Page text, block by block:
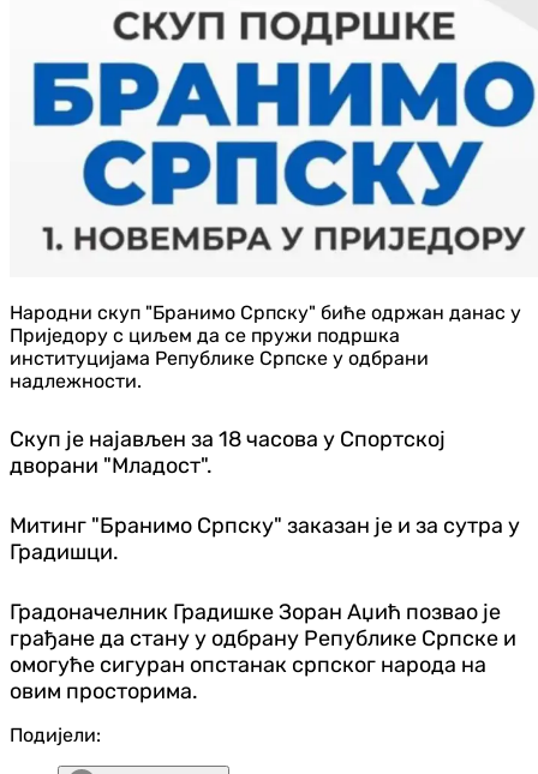
Народни скуп "Бранимо Српску" биће одржан данас у
Приједору с циљем да се пружи подршка
институцијама Републике Српске у одбрани
надлежности.
Скуп је најављен за 18 часова у Спортској
дворани "Младост".
Митинг "Бранимо Српску" заказан је и за сутра у
Градишци.
Градоначелник Градишке Зоран Аџић позвао је
грађане да стану у одбрану Републике Српске и
омогуће сигуран опстанак српског народа на
овим просторима.
Подијели: